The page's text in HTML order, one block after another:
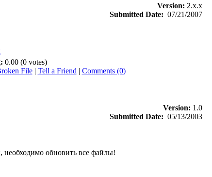
Version: 2.x.x
Submitted Date: 07/21/2007
0.00 (0 votes)
File| Tell a Friend | Comments (0)
Version: 1.0
Submitted Date: 05/13/2003
необходимо обновить все файлы!